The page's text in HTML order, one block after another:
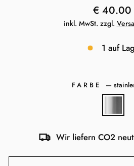
Normaler
Preis
€ 40.00
inkl. MwSt. zzgl.
1 auf
FARBE —
Wir liefern CO2